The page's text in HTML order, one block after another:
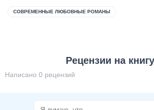
СОВРЕМЕННЫЕ ЛЮБОВНЫЕ РОМАНЫ
Рецензии на книгу
Написано 0 рецензий